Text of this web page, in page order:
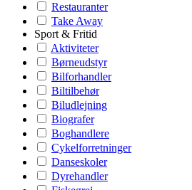
Restauranter
Take Away
Sport & Fritid
Aktiviteter
Børneudstyr
Bilforhandler
Biltilbehør
Biludlejning
Biografer
Boghandlere
Cykelforretninger
Danseskoler
Dyrehandler